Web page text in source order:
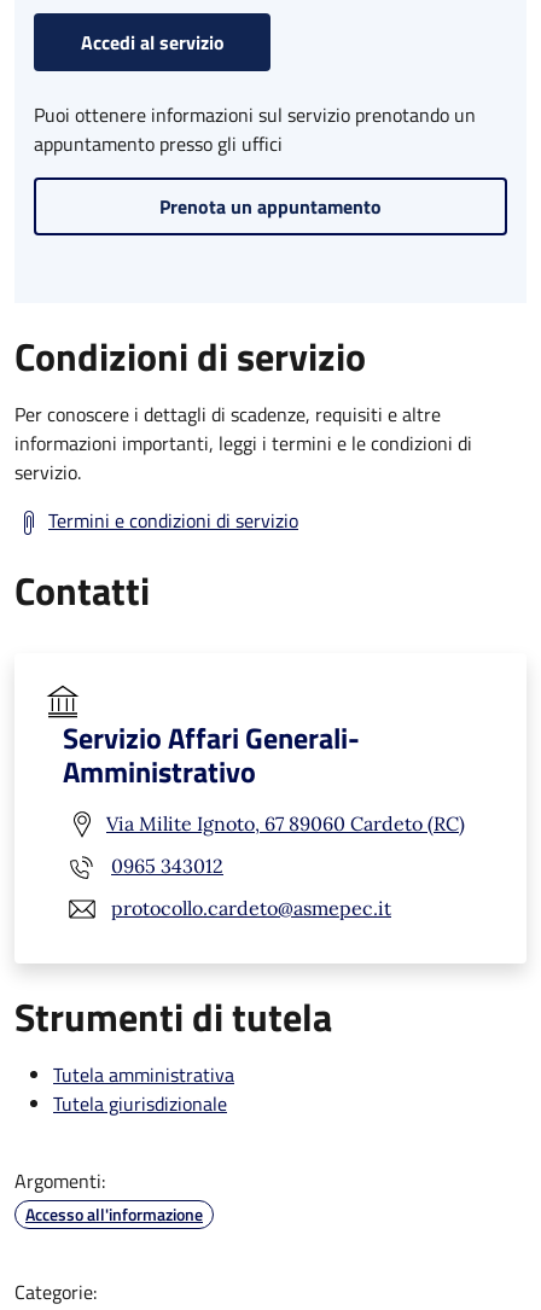
Accedi al servizio
Puoi ottenere informazioni sul servizio prenotando un
appuntamento presso gli uffici
Prenota un appuntamento
Condizioni di servizio
Per conoscere i dettagli di scadenze, requisiti e altre
informazioni importanti, leggi i termini e le condizioni di
servizio.
Termini e condizioni di servizio
Contatti
Servizio Affari Generali-
Amministrativo
Via Milite Ignoto, 67 89060 Cardeto (RC)
0965 343012
protocollo.cardeto@asmepec.it
Strumenti di tutela
Tutela amministrativa
Tutela giurisdizionale
Argomenti:
Accesso all'informazione
Categorie: